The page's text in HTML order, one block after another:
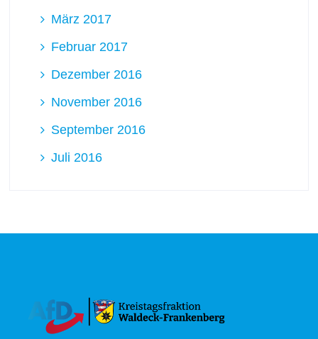
März 2017
Februar 2017
Dezember 2016
November 2016
September 2016
Juli 2016